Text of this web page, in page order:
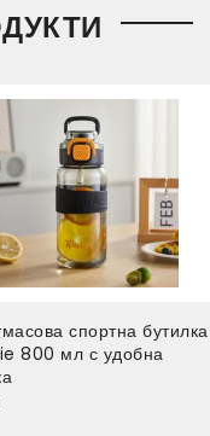
спортна бутилка
800 мл с удобна